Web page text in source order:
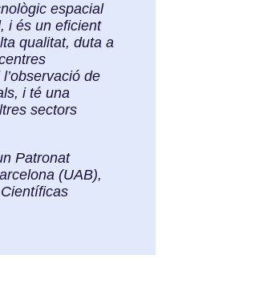
espacial
i és un eficient
qualitat, duta a
de
i té una
sectors
Patronat
(UAB),